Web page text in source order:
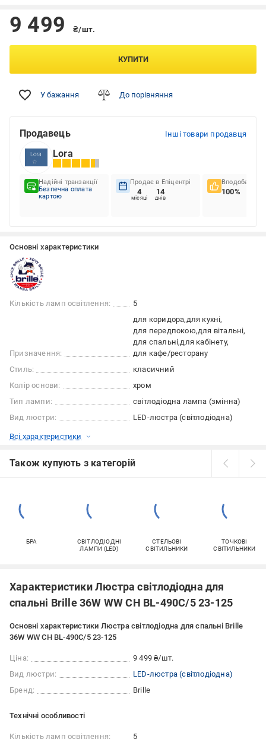
9 499 ₴/шт.
КУПИТИ
У бажання До порівняння
Продавець Інші товари продавця
Lora
Надійні транзакції
Безпечна оплата
картою
Продає в Епіцентрі
4
місяці
14
днів
Вподобання
100%
Основні характеристики
Кількість ламп освітлення: 5
Призначення:
для коридора для кухні
для передпокою для вітальні
для спальні для кабінету
для кафе/ресторану
Стиль:
класичний
Колір основи:
хром
Тип лампи:
світлодіодна лампа (змінна)
Вид люстри:
LED-люстра (світлодіодна)
Всі характеристики
Також купують з категорій
БРА
СВІТЛОДІОДНІ
ЛАМПИ (LED)
СТЕЛЬОВІ
СВІТИЛЬНИКИ
ТОЧКОВІ
СВІТИЛЬНИКИ
Характеристики Люстра світлодіодна для
спальні Brille 36W WW CH BL-490С/5 23-125
Основні характеристики Люстра світлодіодна для спальні Brille
36W WW CH BL-490С/5 23-125
Ціна:
9 499 ₴/шт.
Вид люстри:
LED-люстра (світлодіодна)
Бренд:
Brille
Технічні особливості
Кількість ламп освітлення: 5